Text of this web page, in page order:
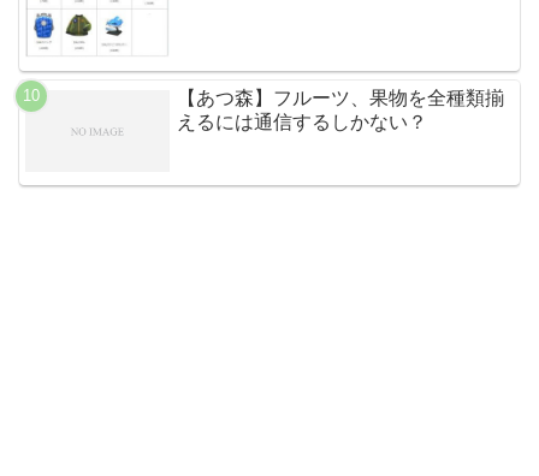
【あつ森】フルーツ、果物を全種類揃
えるには通信するしかない？